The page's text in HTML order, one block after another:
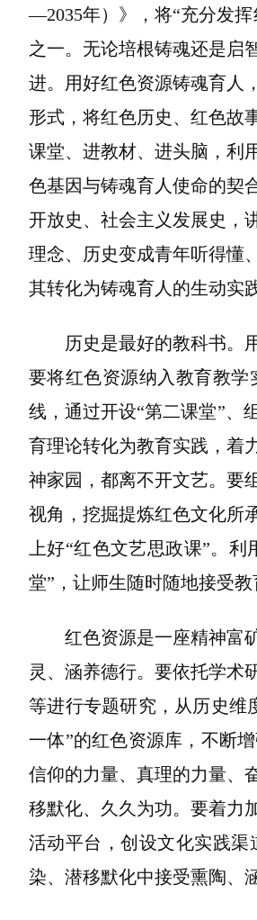
—2035年）》，将“充分发
之一。无论培根铸魂还是启
进。用好红色资源铸魂育人
形式，将红色历史、红色故
课堂、进教材、进头脑，利
色基因与铸魂育人使命的契
开放史、社会主义发展史，
理念、历史变成青年听得懂
其转化为铸魂育人的生动实
历史是最好的教科书。
要将红色资源纳入教育教
线，通过开设“第二课堂”、
育理论转化为教育实践，着
神家园，都离不开文艺。要
视角，挖掘提炼红色文化所
上好“红色文艺思政课”。
堂”，让师生随时随地接受
红色资源是一座精神富
灵、涵养德行。要依托学术
等进行专题研究，从历史维
一体”的红色资源库，不断
信仰的力量、真理的力量、
移默化、久久为功。要着力
活动平台，创设文化实践渠
染、潜移默化中接受熏陶、